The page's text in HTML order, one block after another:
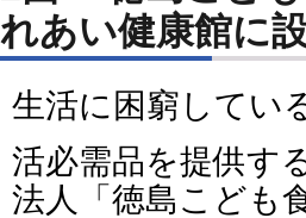
れあい健康館に
生活に困窮してい
活必需品を提供す
法人「徳島こども